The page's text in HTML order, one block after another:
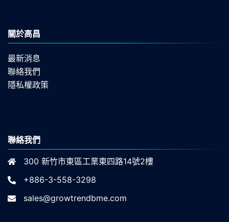
關於高昌
最新消息
聯絡我們
隱私權政策
聯絡我們
300 新竹市東區工業東四路14號2樓
+886-3-558-3298
sales@growtrendbme.com